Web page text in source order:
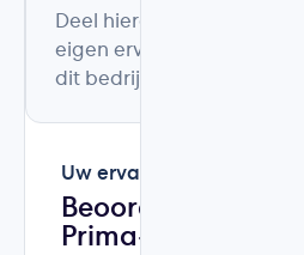
Deel hieronder uw
eigen ervaring met
dit bedrijf.
Uw ervaring
Beoordeel
Prima-Klima